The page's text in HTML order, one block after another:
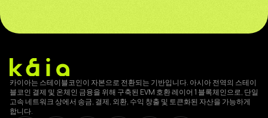
카이아는 스테이블코인이 자본으로 전환되는 기반입니다. 아시아 전역의 스테이
블코인 결제 및 온체인 금융을 위해 구축된 EVM 호환 레이어 1 블록체인으로, 단일
고속 네트워크 상에서 송금, 결제, 외환, 수익 창출 및 토큰화된 자산을 가능하게
합니다.